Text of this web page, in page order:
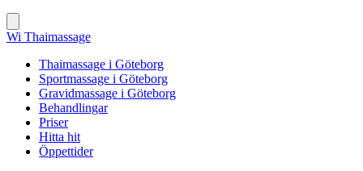
Wi Thaimassage
Thaimassage i Göteborg
Sportmassage i Göteborg
Gravidmassage i Göteborg
Behandlingar
Priser
Hitta hit
Öppettider